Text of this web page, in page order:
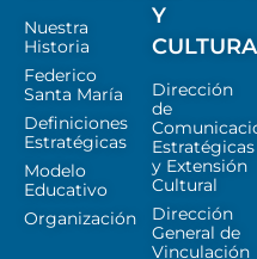
Nuestra
Historia
Federico
Santa María
Definiciones
Estratégicas
Modelo
Educativo
Organización
Y
CULTURA
Dirección
de
Estratégicas
y Extensión
Cultural
Dirección
General de
Vinculación